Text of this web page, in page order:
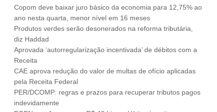
Fale Conosco
NOSSAS ASSOCIADAS
SEJA UM ASSOCIADO
VAGAS
Copom deve baixar juro básico da economia para 12,75% ao
ano nesta quarta, menor nível em 16 meses
Produtos verdes serão desonerados na reforma tributária,
diz Haddad
Aprovada ‘autorregularização incentivada’ de débitos com a
Receita
CAE aprova redução do valor de multas de ofício aplicadas
pela Receita Federal
PER/DCOMP: regras e prazos para recuperar tributos pagos
indevidamente